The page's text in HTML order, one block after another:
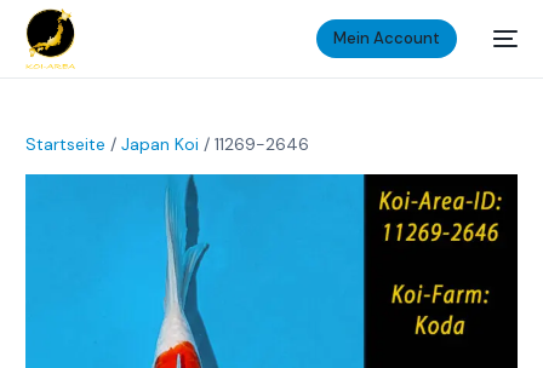
Mein Account
Startseite /Japan Koi / 11269-2646